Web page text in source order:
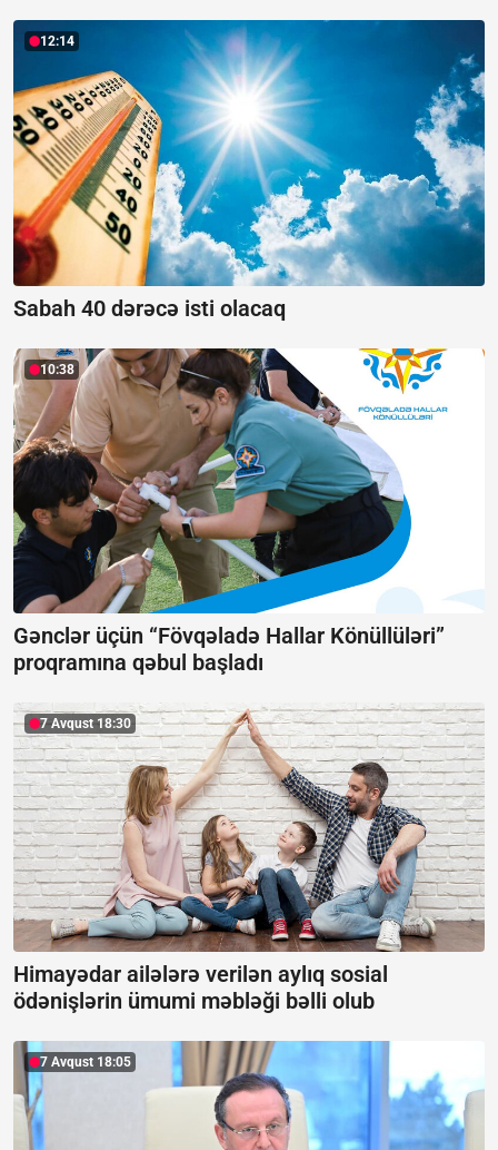
12:14
Sabah 40 dərəcə isti olacaq
10:38
Gənclər üçün “Fövqəladə Hallar Könüllüləri”
proqramına qəbul başladı
7 Avqust 18:30
Himayədar ailələrə verilən aylıq sosial
ödənişlərin ümumi məbləği bəlli olub
7 Avqust 18:05